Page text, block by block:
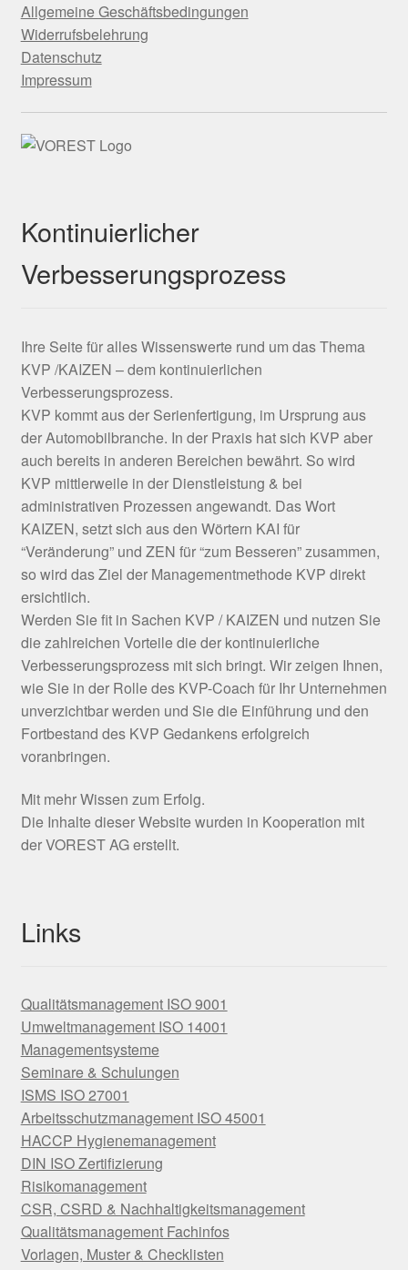
Allgemeine Geschäftsbedingungen
Widerrufsbelehrung
Datenschutz
Impressum
Kontinuierlicher
Verbesserungsprozess
Ihre Seite für alles Wissenswerte rund um das Thema
KVP /KAIZEN – dem kontinuierlichen
Verbesserungsprozess.
KVP kommt aus der Serienfertigung, im Ursprung aus
der Automobilbranche. In der Praxis hat sich KVP aber
auch bereits in anderen Bereichen bewährt. So wird
KVP mittlerweile in der Dienstleistung & bei
administrativen Prozessen angewandt. Das Wort
KAIZEN, setzt sich aus den Wörtern KAI für
“Veränderung” und ZEN für “zum Besseren” zusammen,
so wird das Ziel der Managementmethode KVP direkt
ersichtlich.
Werden Sie fit in Sachen KVP / KAIZEN und nutzen Sie
die zahlreichen Vorteile die der kontinuierliche
Verbesserungsprozess mit sich bringt. Wir zeigen Ihnen,
wie Sie in der Rolle des KVP-Coach für Ihr Unternehmen
unverzichtbar werden und Sie die Einführung und den
Fortbestand des KVP Gedankens erfolgreich
voranbringen.
Mit mehr Wissen zum Erfolg.
Die Inhalte dieser Website wurden in Kooperation mit
der VOREST AG erstellt.
Links
Qualitätsmanagement ISO 9001
Umweltmanagement ISO 14001
Managementsysteme
Seminare & Schulungen
ISMS ISO 27001
Arbeitsschutzmanagement ISO 45001
HACCP Hygienemanagement
DIN ISO Zertifizierung
Risikomanagement
CSR, CSRD & Nachhaltigkeitsmanagement
Qualitätsmanagement Fachinfos
Vorlagen, Muster & Checklisten